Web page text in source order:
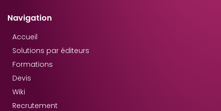
Navigation
Accueil
Solutions par éditeurs
Formations
Devis
Wiki
Recrutement